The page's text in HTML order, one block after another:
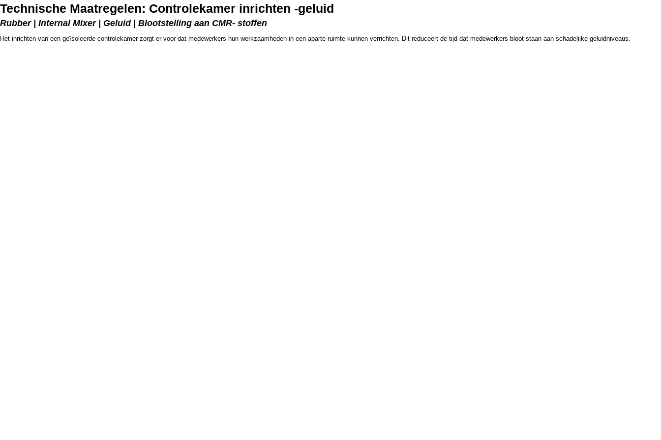
Technische Maatregelen: Controlekamer inrichten -geluid
Rubber | Internal Mixer | Geluid | Blootstelling aan CMR- stoffen
Het inrichten van een geïsoleerde controlekamer zorgt er voor dat medewerkers hun werkzaamheden in een aparte ruimte kunnen verrichten. Dit reduceert de tijd dat medewerkers bloot staan aan schadelijke geluidniveaus.